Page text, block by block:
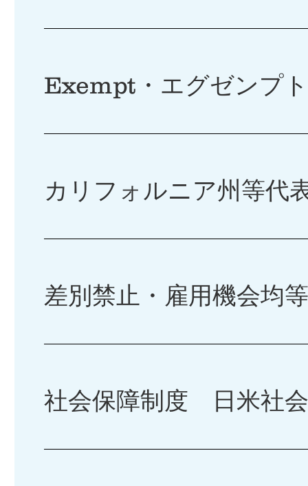
Exempt・エグゼンプ
カリフォルニア州等代
​差別禁止・雇用機会均等
社会保障制度 日米社